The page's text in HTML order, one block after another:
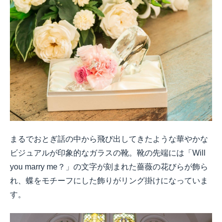
まるでおとぎ話の中から飛び出してきたような華やかな
ビジュアルが印象的なガラスの靴。靴の先端には「Will
you marry me？」の文字が刻まれた薔薇の花びらが飾ら
れ、蝶をモチーフにした飾りがリング掛けになっていま
す。